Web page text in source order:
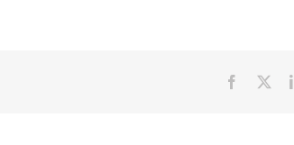
Facebook